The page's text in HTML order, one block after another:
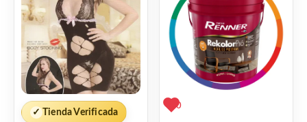
baja resistencia, pérdida de color, desgaste
superficial o lavabilidad deficiente.
Características destacadas:
Alto poder cubritivo
✓ Tienda Verificada
0